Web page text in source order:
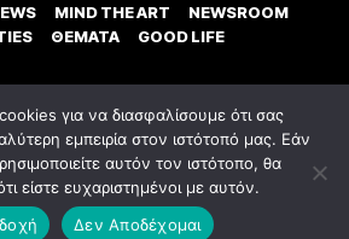
MIND THE ART
NEWSROOM
ΘΕΜΑΤΑ GOOD LIFE
right reserved. Κατασκευή Ιστοσελίδας
digital agency
Οροι χρήσης
για να διασφαλίσουμε ότι σας
εμπειρία στον ιστότοπό μας. Εάν
αυτόν τον ιστότοπο, θα
είστε ευχαριστημένοι με αυτόν.
Δεν Αποδέχομαι